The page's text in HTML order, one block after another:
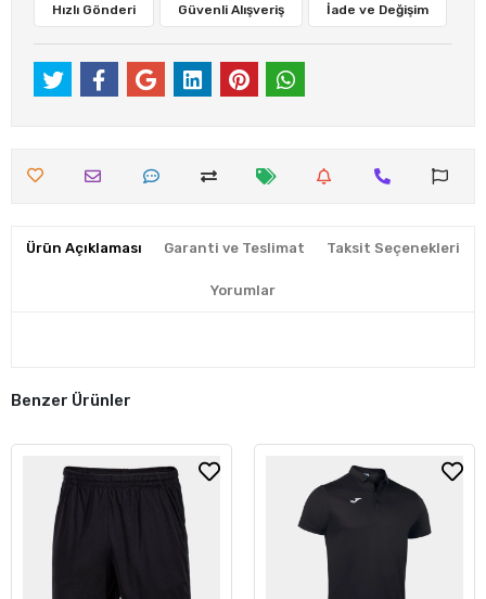
Hızlı Gönderi Güvenli Alışveriş İade ve Değişim
Ürün Açıklaması Garanti ve Teslimat Taksit Seçenekleri
Yorumlar
Benzer Ürünler